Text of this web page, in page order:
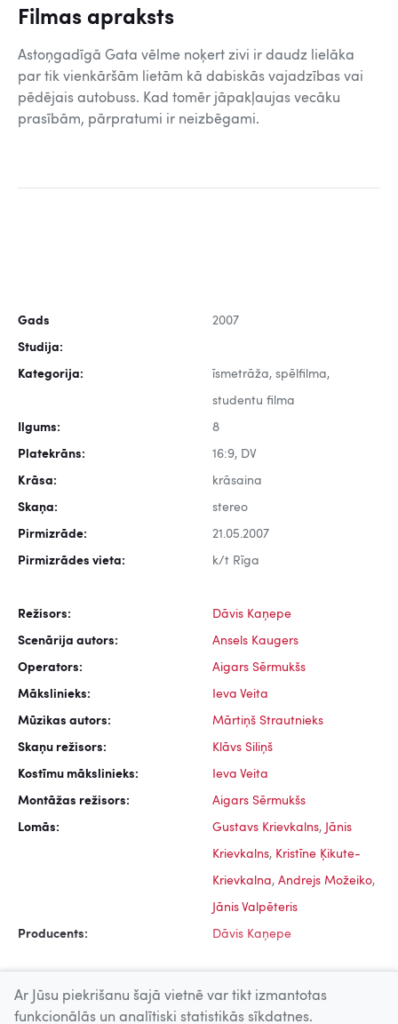
Filmas apraksts
Astoņgadīgā Gata vēlme noķert zivi ir daudz lielāka
par tik vienkāršām lietām kā dabiskās vajadzības vai
pēdējais autobuss. Kad tomēr jāpakļaujas vecāku
prasībām, pārpratumi ir neizbēgami.
Gads 2007
Studija:
Kategorija: īsmetrāža, spēlfilma,
studentu filma
Ilgums: 8
Platekrāns: 16:9, DV
Krāsa: krāsaina
Skaņa: stereo
Pirmizrāde: 21.05.2007
Pirmizrādes vieta: k/t Rīga
Režisors: Dāvis Kaņepe
Scenārija autors: Ansels Kaugers
Operators: Aigars Sērmukšs
Mākslinieks: Ieva Veita
Mūzikas autors: Mārtiņš Strautnieks
Skaņu režisors: Klāvs Siliņš
Kostīmu mākslinieks: Ieva Veita
Montāžas režisors: Aigars Sērmukšs
Lomās: Gustavs Krievkalns, Jānis
Krievkalns, Kristīne Ķikute-
Krievkalna, Andrejs Možeiko,
Jānis Valpēteris
Producents: Dāvis Kaņepe
Ar Jūsu piekrišanu šajā vietnē var tikt izmantotas
funkcionālās un analītiski statistikās sīkdatnes.